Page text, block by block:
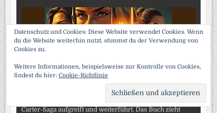
„John Carter – Rückkehr zum Mars“ von Edgar S. Lorne
Carter-Saga aufgreift und weiterführt. Das Buch zieht
Datenschutz und Cookies: Diese Website verwendet Cookies. Wenn
du die Website weiterhin nutzt, stimmst du der Verwendung von
Cookies zu.
Weitere Informationen, beispielsweise zur Kontrolle von Cookies,
findest du hier: Cookie-Richtlinie
TO
TOP